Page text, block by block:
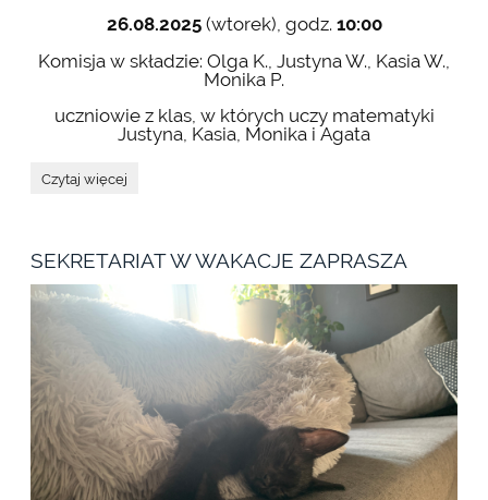
26.08.2025 (wtorek), godz. 10:00
Komisja w składzie: Olga K., Justyna W., Kasia W.,
Monika P.
uczniowie z klas, w których uczy matematyki
Justyna, Kasia, Monika i Agata
EGZAMINY
Czytaj więcej
SEKRETARIAT W WAKACJE ZAPRASZA